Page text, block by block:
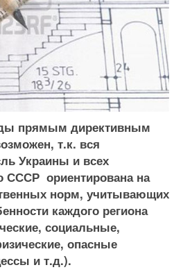
прямым директивным
т.к. вся
Украины и всех
СССР ориентирована на
норм, учитывающих
каждого региона
социальные,
опасные
и т.д.).